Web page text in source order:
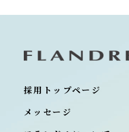
採用トップページ
メッセージ